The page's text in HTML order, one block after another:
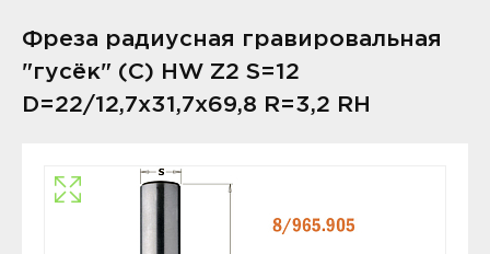
Фреза радиусная гравировальная
"гусёк" (C) HW Z2 S=12
D=22/12,7x31,7x69,8 R=3,2 RH